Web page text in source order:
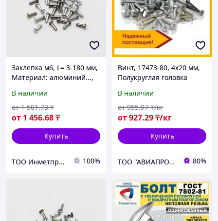
Заклепка м6, L= 3-180 мм,
Материал: алюминий...,
В наличии
от 1 456.68₸
от 1 501.73 ₸
Купить
ТОО Инметпром 100%
Винт, 17473-80, 4х20 мм,
Полукруглая головка
В наличии
от927.29₸/кг
от 955.97 ₸/кг
Купить
ТОО "АВИАПРОМСТАЛЬ" 80%